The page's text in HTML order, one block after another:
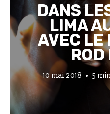
DANS
LIMA
AVEC LE
ROD
10 mai 2018 5